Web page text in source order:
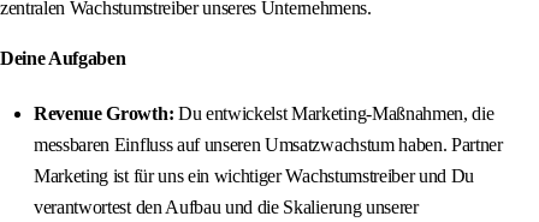
zentralen Wachstumstreiber unseres Unternehmens.
Deine Aufgaben
Revenue Growth: Du entwickelst Marketing‑Maßnahmen, die
messbaren Einfluss auf unseren Umsatzwachstum haben. Partner
Marketing ist für uns ein wichtiger Wachstumstreiber und Du
verantwortest den Aufbau und die Skalierung unserer